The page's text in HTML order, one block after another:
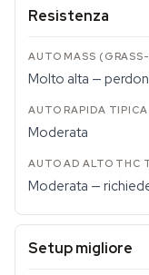
Resistenza
Molto alta —
Moderata
Moderata —
Setup migliore